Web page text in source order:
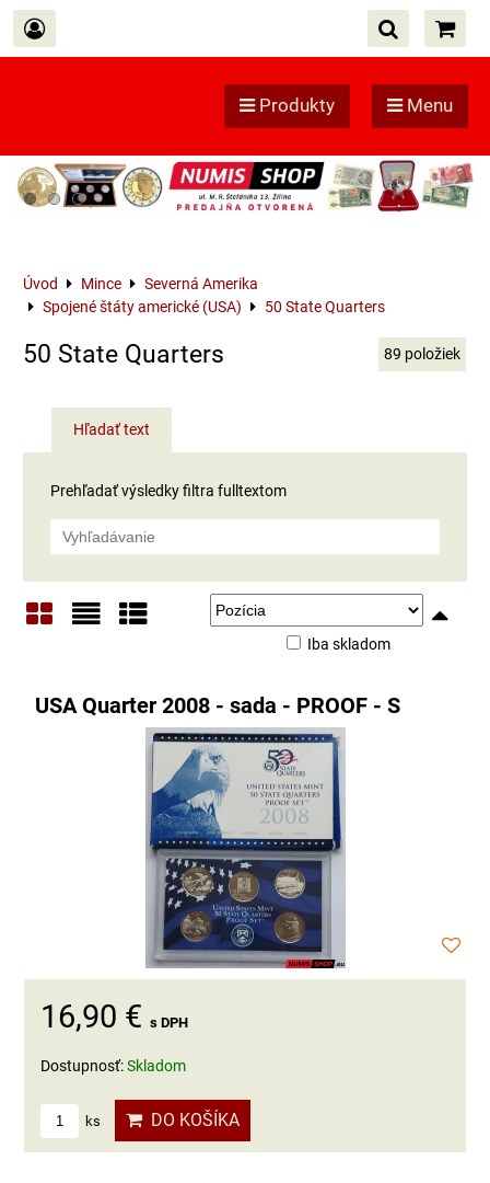
Produkty Menu
Úvod Mince
Severná Amerika
Spojené štáty americké (USA)
50 State Quarters
50 State Quarters 89 položiek
Hľadať text
Prehľadať výsledky filtra fulltextom
Iba skladom
USA Quarter 2008 - sada - PROOF - S
16,90 € s DPH
Dostupnosť:Skladom
ks DO KOŠÍKA